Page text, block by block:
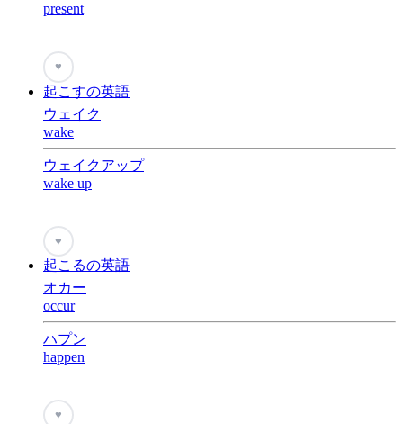
present
♥
起こすの英語
ウェイク
wake
ウェイクアップ
wake up
♥
起こるの英語
オカー
occur
ハプン
happen
♥